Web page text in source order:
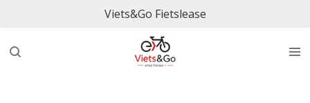
naar
Viets&Go Fietslease